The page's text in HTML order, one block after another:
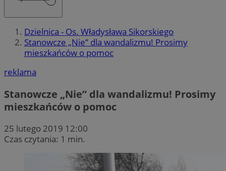
Dzielnica - Os. Władysława Sikorskiego
Stanowcze „Nie” dla wandalizmu! Prosimy
mieszkańców o pomoc
reklama
Stanowcze „Nie” dla wandalizmu! Prosimy
mieszkańców o pomoc
25 lutego 2019 12:00
Czas czytania: 1 min.